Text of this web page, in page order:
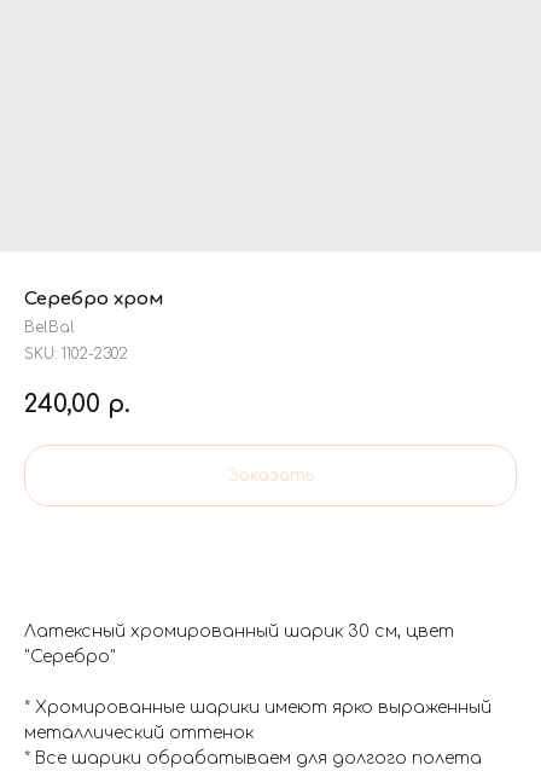
Серебро хром
BelBal
SKU: 1102-2302
240,00 р.
Заказать
Латексный хромированный шарик 30 см, цвет
"Серебро"
* Хромированные шарики имеют ярко выраженный
металлический оттенок
* Все шарики обрабатываем для долгого полета